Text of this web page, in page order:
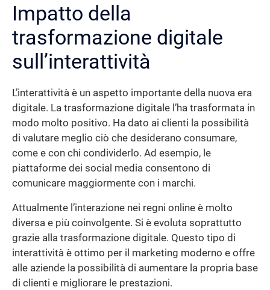
Impatto della
trasformazione digitale
sull’interattività
L’interattività è un aspetto importante della nuova era
digitale. La trasformazione digitale l’ha trasformata in
modo molto positivo. Ha dato ai clienti la possibilità
di valutare meglio ciò che desiderano consumare,
come e con chi condividerlo. Ad esempio, le
piattaforme dei social media consentono di
comunicare maggiormente con i marchi.
Attualmente l’interazione nei regni online è molto
diversa e più coinvolgente. Si è evoluta soprattutto
grazie alla trasformazione digitale. Questo tipo di
interattività è ottimo per il marketing moderno e offre
alle aziende la possibilità di aumentare la propria base
di clienti e migliorare le prestazioni.